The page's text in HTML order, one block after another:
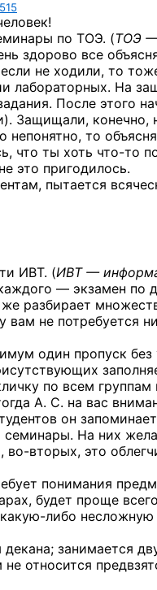
по ТОЭ. (ТОЭ —
здорово все
не ходили, то
лабораторных. На
После этого
Защищали, конечно,
непонятно, то
что ты хоть что-то
это пригодилось.
пытается
ИВТ. (ИВТ —
— экзамен по
разбирает
вам не потребуется
один пропуск
по всем группам
А. С. на вас
он
На них
во-вторых, это
понимания
будет проще
какую-либо несложную
занимается
относится